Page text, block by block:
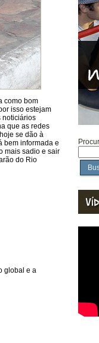
como bom
isso estejam
noticiários
que as redes
se dão à
bem informada e
mais sadio e sair
do Rio
global e a